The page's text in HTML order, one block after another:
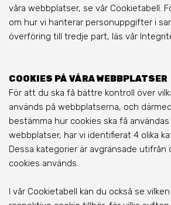
våra webbplatser, se vår Cookietabell.
om hur vi hanterar personuppgifter i
överföring till tredje part, läs vår
COOKIES PÅ VÅRA WEBBPLATSER
För att du ska få bättre kontroll över
används på webbplatserna, och
bestämma hur cookies ska få
webbplatser, har vi identifierat 4 olika
Dessa kategorier är avgränsade utifrån
cookies används.
I vår Cookietabell kan du också se